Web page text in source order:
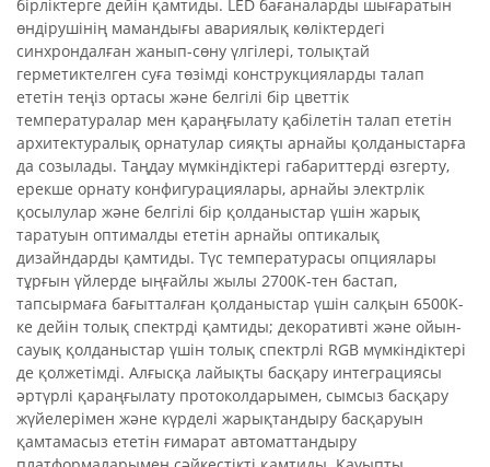
бірліктерге дейін қамтиды. LED бағаналарды шығаратын
өндірушінің мамандығы авариялық көліктердегі
синхрондалған жанып-сөну үлгілері, толықтай
герметиктелген суға төзімді конструкцияларды талап
ететін теңіз ортасы және белгілі бір цветтік
температуралар мен қараңғылату қабілетін талап ететін
архитектуралық орнатулар сияқты арнайы қолданыстарға
да созылады. Таңдау мүмкіндіктері габариттерді өзгерту,
ерекше орнату конфигурациялары, арнайы электрлік
қосылулар және белгілі бір қолданыстар үшін жарық
таратуын оптималды ететін арнайы оптикалық
дизайндарды қамтиды. Түс температурасы опциялары
тұрғын үйлерде ыңғайлы жылы 2700K-тен бастап,
тапсырмаға бағытталған қолданыстар үшін салқын 6500K-
ке дейін толық спектрді қамтиды; декоративті және ойын-
сауық қолданыстар үшін толық спектрлі RGB мүмкіндіктері
де қолжетімді. Алғысқа лайықты басқару интеграциясы
әртүрлі қараңғылату протоколдарымен, сымсыз басқару
жүйелерімен және күрделі жарықтандыру басқаруын
қамтамасыз ететін ғимарат автоматтандыру